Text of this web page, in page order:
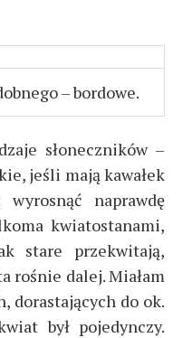
– bordowe.
słoneczników –
jeśli mają kawałek
naprawdę
kwiatostanami,
stare przekwitają,
rośnie dalej. Miałam
dorastających do ok.
był pojedynczy.